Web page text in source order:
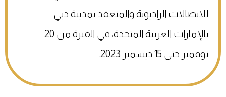
للاتصالات الراديوية والمنعقد بمدينة دبي
بالإمارات العربية المتحدة، في الفترة من 20
نوفمبر حتى 15 ديسمبر 2023.